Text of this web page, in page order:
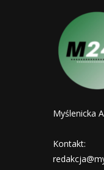
Myślenicka
Kontakt: